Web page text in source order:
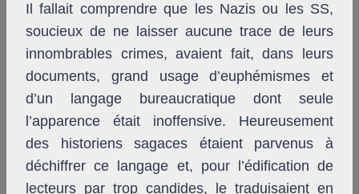
Il fallait comprendre que les Nazis ou les SS,
soucieux de ne laisser aucune trace de leurs
innombrables crimes, avaient fait, dans leurs
documents, grand usage d’euphémismes et
d’un langage bureaucratique dont seule
l’apparence était inoffensive. Heureusement
des historiens sagaces étaient parvenus à
déchiffrer ce langage et, pour l’édification de
lecteurs par trop candides, le traduisaient en